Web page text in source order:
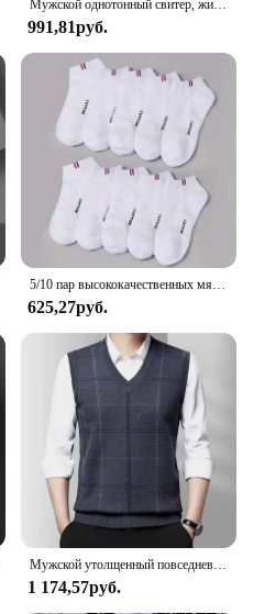
Мужской однотонный свитер, жилет, повседневный модный теплый топ
991,81руб.
5/10 пар высококачественных мягких и удобных мужских спортивных носков, летние впитывающие пот дышащие и повседневные носки
625,27руб.
Мужской утолщенный повседневный свитер, майка, осенне-зимний теплый мужской жилет
1 174,57руб.